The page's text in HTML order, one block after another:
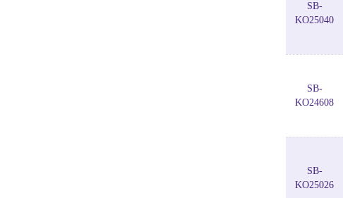
SB-
KO25040
SB-
KO24608
SB-
KO25026